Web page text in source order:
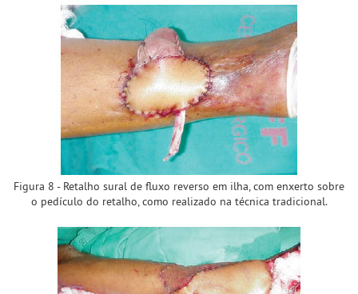
Figura 8 - Retalho sural de fluxo reverso em ilha, com enxerto sobre
o pedículo do retalho, como realizado na técnica tradicional.